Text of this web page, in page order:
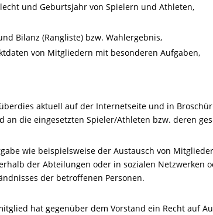
und Geburtsjahr von Spielern und Athleten,
Bilanz (Rangliste) bzw. Wahlergebnis,
von Mitgliedern mit besonderen Aufgaben,
aktuell auf der Internetseite und in
an die eingesetzten Spieler/Athleten bzw. deren
wie beispielsweise der Austausch von
der Abteilungen oder in sozialen Netzwerken
der betroffenen Personen.
hat gegenüber dem Vorstand ein Recht auf